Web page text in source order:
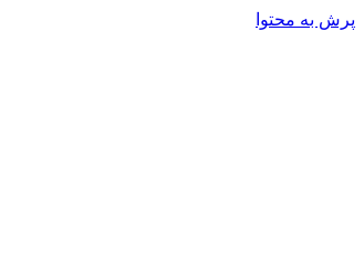
پرش به محتوا